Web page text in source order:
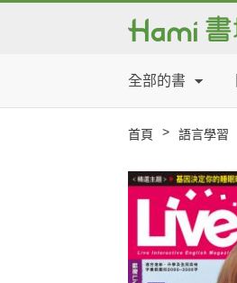
全部的書
首頁 > 語言學習